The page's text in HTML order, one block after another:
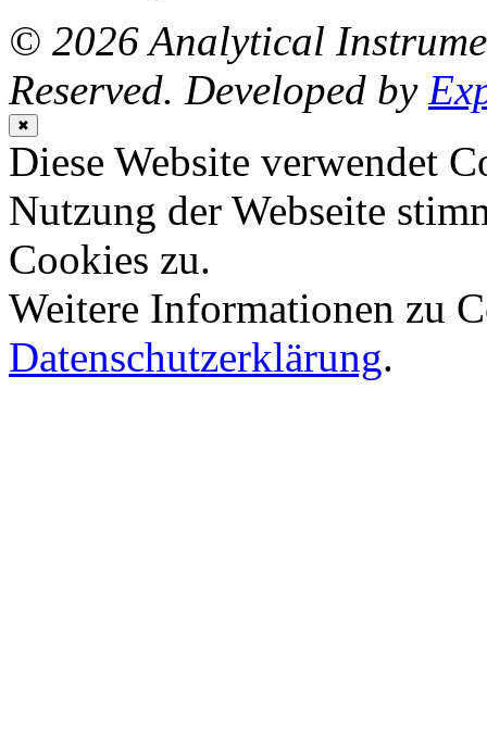
© 2026 Analytical
Reserved. Developed by
✖
Diese Website verwendet
Nutzung der Webseite
Cookies zu.
Weitere Informationen zu
Datenschutzerklärung.